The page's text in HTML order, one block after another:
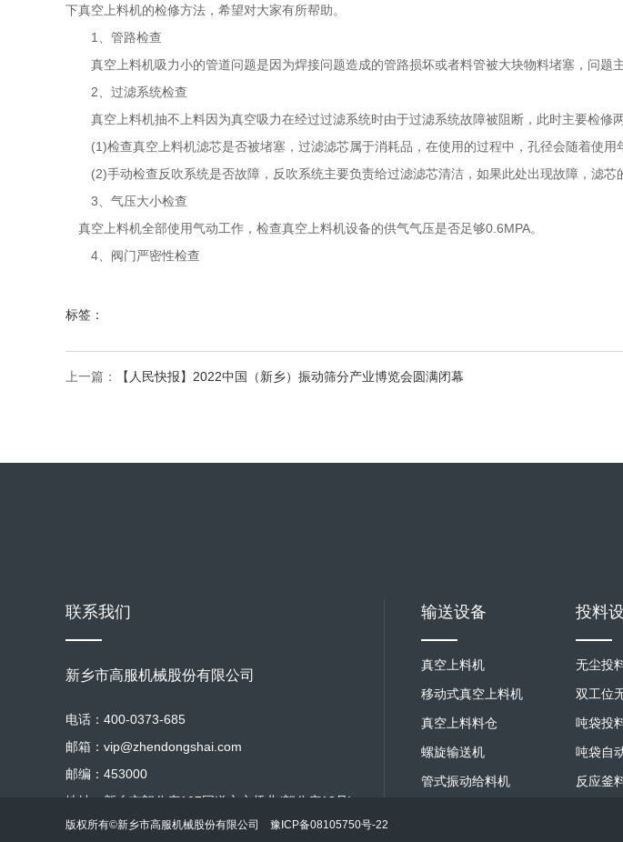
下真空上料机的检修方法，希望对大家有所帮助。
1、管路检查
真空上料机吸力小的管道问题是因为焊接问题造成的管路损坏或者料管被大块物料堵塞，问题
2、过滤系统检查
真空上料机抽不上料因为真空吸力在经过过滤系统时由于过滤系统故障被阻断，此时主要检修两
(1)检查真空上料机滤芯是否被堵塞，过滤滤芯属于消耗品，在使用的过程中，孔径会随着使用
(2)手动检查反吹系统是否故障，反吹系统主要负责给过滤滤芯清洁，如果此处出现故障，滤芯
3、气压大小检查
真空上料机全部使用气动工作，检查真空上料机设备的供气气压是否足够0.6MPA。
4、阀门严密性检查
标签：
上一篇： 【人民快报】2022中国（新乡）振动筛分产业博览会圆满闭幕
联系我们
新乡市高服机械股份有限公司
电话：400-0373-685
邮箱：vip@zhendongshai.com
邮编：453000
地址：新乡市朗公庙107国道立交桥北(朗公庙13号)
输送设备
真空上料机
移动式真空上料机
真空上料料仓
螺旋输送机
管式振动给料机
投料
无尘投
双工位
吨袋投
吨袋自
反应釜
版权所有©新乡市高服机械股份有限公司 豫ICP备08105750号-22